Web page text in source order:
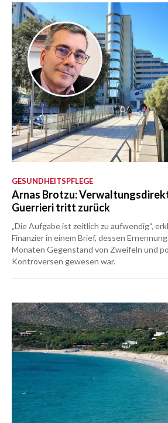
GESUNDHEITSPFLEGE
Arnas Brotzu:
Guerrieri tritt zurück
„Die Aufgabe ist zeitlich zu aufwendig“,
Finanzier in einem Brief, dessen
Monaten Gegenstand von Zweifeln und
Kontroversen gewesen war.